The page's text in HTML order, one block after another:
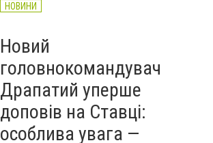
НОВИНИ
Новий
головнокомандувач
Драпатий уперше
доповів на Ставці:
особлива увага —